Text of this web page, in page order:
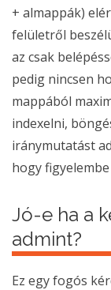
+ almappák)
felületről
az csak
pedig nincsen
mappából
indexelni,
iránymutatást
hogy
Jó-e ha a
admint?
Ez egy fogós